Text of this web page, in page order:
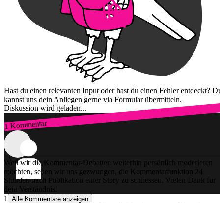
Hast du einen relevanten Input oder hast du einen Fehler entdeckt?
kannst uns dein Anliegen gerne via Formular übermitteln.
Diskussion wird geladen...
1 Kommentar
Zum Login
Weil wir die Kommentar-Debatten weiterhin persönlich moderieren
möchten, sehen wir uns gezwungen, die Kommentarfunktion 24
Stunden nach Publikation einer Story zu schliessen. Vielen Dank für
dein Verständnis!
1
Alle Kommentare anzeigen